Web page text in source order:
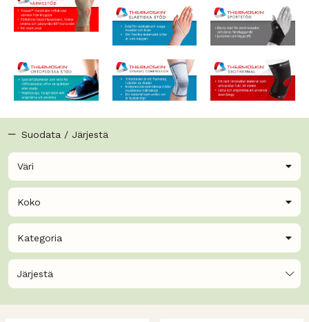
Suodata / Järjestä
Väri
Koko
Kategoria
Järjestä